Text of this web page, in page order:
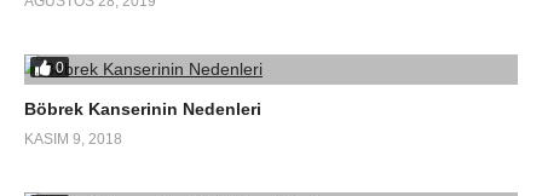
0
Böbrek Kanserinin Nedenleri
KASIM 9, 2018